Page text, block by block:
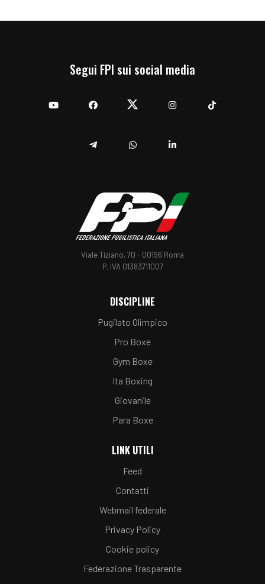
Segui FPI sui social media
Viale Tiziano, 70 - 00196 Roma
P. IVA 01383711007
DISCIPLINE
Pugilato Olimpico
Pro Boxe
Gym Boxe
Ita Boxing
Giovanile
Para Boxe
LINK UTILI
Feed
Contatti
Webmail federale
Privacy Policy
Cookie policy
Federazione Trasparente